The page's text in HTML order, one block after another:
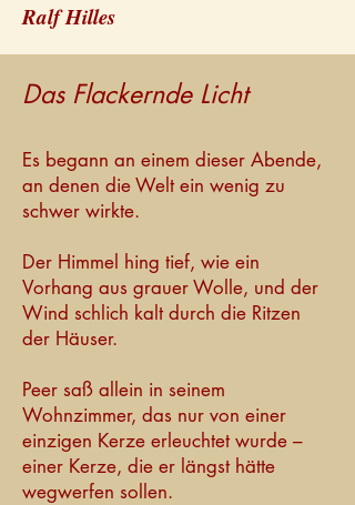
Ralf Hilles
Das Flackernde Licht
Es begann an einem dieser Abende,
an denen die Welt ein wenig zu
schwer wirkte.
Der Himmel hing tief, wie ein
Vorhang aus grauer Wolle, und der
Wind schlich kalt durch die Ritzen
der Häuser.
Peer saß allein in seinem
Wohnzimmer, das nur von einer
einzigen Kerze erleuchtet wurde –
einer Kerze, die er längst hätte
wegwerfen sollen.